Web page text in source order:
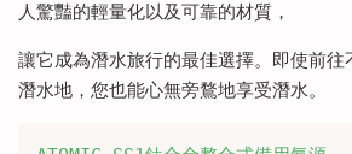
人驚豔的輕量化以及可靠的材質，
讓它成為潛水旅行的最佳選擇。即使前往
潛水地，您也能心無旁鶩地享受潛水。